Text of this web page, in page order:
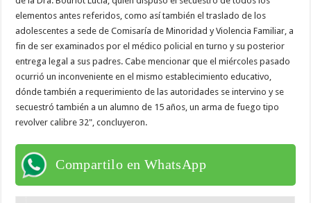
elementos antes referidos, como así también el traslado de los
adolescentes a sede de Comisaría de Minoridad y Violencia Familiar, a
fin de ser examinados por el médico policial en turno y su posterior
entrega legal a sus padres. Cabe mencionar que el miércoles pasado
ocurrió un inconveniente en el mismo establecimiento educativo,
dónde también a requerimiento de las autoridades se intervino y se
secuestró también a un alumno de 15 años, un arma de fuego tipo
revolver calibre 32", concluyeron.
Compartilo en WhatsApp